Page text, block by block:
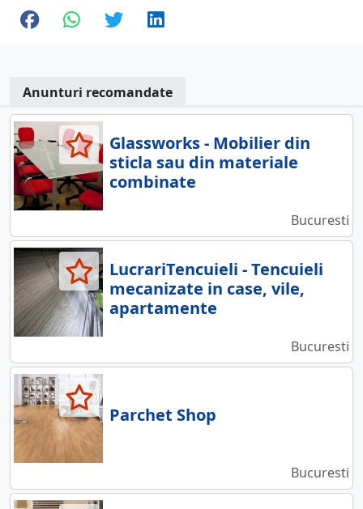
Anunturi recomandate
Glassworks - Mobilier din
sticla sau din materiale
combinate
Bucuresti
LucrariTencuieli - Tencuieli
mecanizate in case, vile,
apartamente
Bucuresti
Parchet Shop
Bucuresti